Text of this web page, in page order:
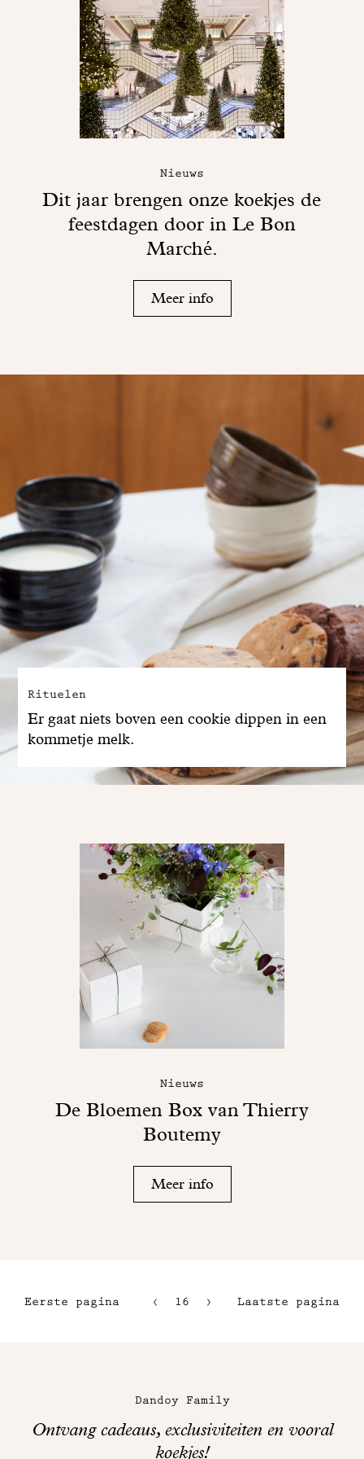
Nieuws
Dit jaar brengen onze koekjes de
feestdagen door in Le Bon
Marché.
Meer info
Rituelen
Er gaat niets boven een cookie dippen in een
kommetje melk.
Nieuws
De Bloemen Box van Thierry
Boutemy
Meer info
Eerste pagina
16
17
Laatste pagina
Dandoy Family
Ontvang cadeaus, exclusiviteiten en vooral
koekjes!